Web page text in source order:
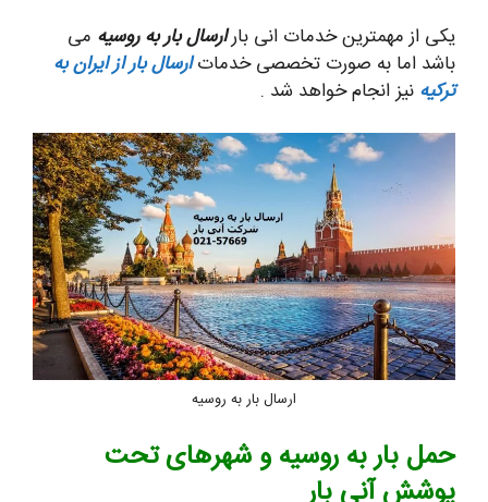
یکی از مهمترین خدمات انی بارارسال بار به روسیه می
باشد اما به صورت تخصصی خدماتارسال بار از ایران به
ترکیه نیز انجام خواهد شد .
ارسال بار به روسیه
حمل بار به روسیه و شهرهای تحت
پوشش آنی بار